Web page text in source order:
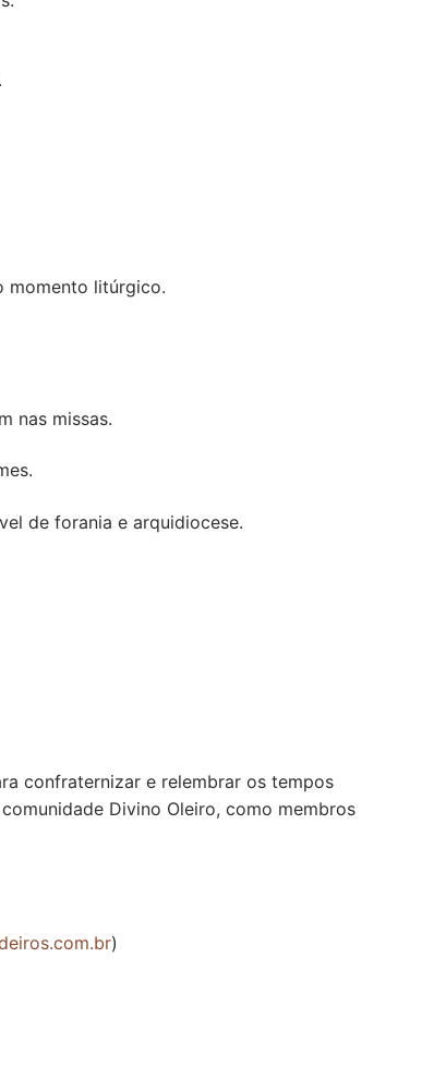
momento litúrgico.
nas missas.
de forania e arquidiocese.
confraternizar e relembrar os tempos
Divino Oleiro, como membros
)